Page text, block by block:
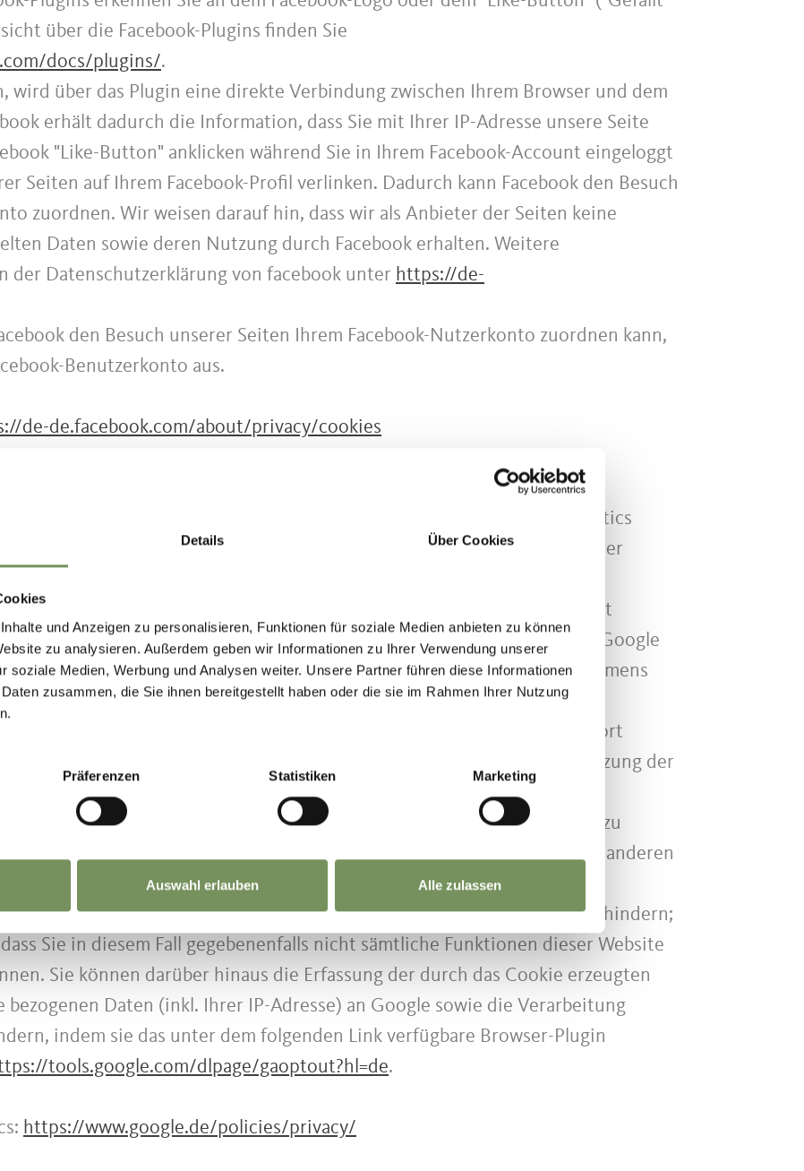
Details Über Cookies
und Anzeigen zu personalisieren, Funktionen für soziale Medien anbieten zu können
zu analysieren. Außerdem geben wir Informationen zu Ihrer Verwendung unserer
soziale Medien, Werbung und Analysen weiter. Unsere Partner führen diese Informationen
zusammen, die Sie ihnen bereitgestellt haben oder die sie im Rahmen Ihrer Nutzung
Präferenzen Statistiken Marketing
Auswahl erlauben Alle zulassen
über die Facebook-Plugins finden Sie
docs/plugins/.
wird über das Plugin eine direkte Verbindung zwischen Ihrem Browser und dem
erhält dadurch die Information, dass Sie mit Ihrer IP-Adresse unsere Seite
"Like-Button" anklicken während Sie in Ihrem Facebook-Account eingeloggt
Seiten auf Ihrem Facebook-Profil verlinken. Dadurch kann Facebook den Besuch
zuordnen. Wir weisen darauf hin, dass wir als Anbieter der Seiten keine
Daten sowie deren Nutzung durch Facebook erhalten. Weitere
der Datenschutzerklärung von facebook unter https://de-
den Besuch unserer Seiten Ihrem Facebook-Nutzerkonto zuordnen kann,
Benutzerkonto aus.
de-de.facebook.com/about/privacy/cookies
von Google Analytics
einen Webanalysedienst der Google Inc. ("Google"). Google Analytics
die auf Ihrem Computer gespeichert werden und die eine Analyse der
Die durch den Cookie erzeugten Informationen über Ihre
in der Regel an einen Server von Google in den USA übertragen und dort
der IP-Anonymisierung auf dieser Webseite wird Ihre IP-Adresse von Google
der Europäischen Union oder in anderen Vertragsstaaten des Abkommens
zuvor gekürzt.
IP-Adresse an einen Server von Google in den USA übertragen und dort
dieser Website wird Google diese Informationen benutzen, um Ihre Nutzung der
über die Websiteaktivitäten zusammenzustellen und um weitere mit der
verbundene Dienstleistungen gegenüber dem Websitebetreiber zu
Analytics von Ihrem Browser übermittelte IP-Adresse wird nicht mit anderen
durch eine entsprechende Einstellung Ihrer Browser-Software verhindern;
Sie in diesem Fall gegebenenfalls nicht sämtliche Funktionen dieser Website
Sie können darüber hinaus die Erfassung der durch das Cookie erzeugten
Daten (inkl. Ihrer IP-Adresse) an Google sowie die Verarbeitung
indem sie das unter dem folgenden Link verfügbare Browser-Plugin
tools.google.com/dlpage/gaoptout?hl=de.
https://www.google.de/policies/privacy/